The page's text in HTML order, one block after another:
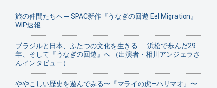
旅の仲間たちへ ─ SPAC新作『うなぎの回遊 Eel Migration』
WIP速報
ブラジルと日本、ふたつの文化を生きる──浜松で歩んだ29
年、そして『うなぎの回遊』へ （出演者・相川アンジェラさ
んインタビュー）
ややこしい歴史を遊んでみる〜『マライの虎—ハリマオ』〜